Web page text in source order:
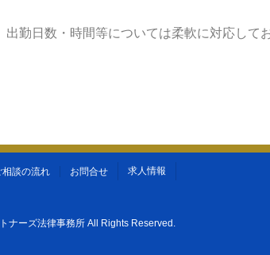
勤日数・時間等については柔軟に対応して
相談の流れ お問合せ 求人情報
ナーズ法律事務所 All Rights Reserved.